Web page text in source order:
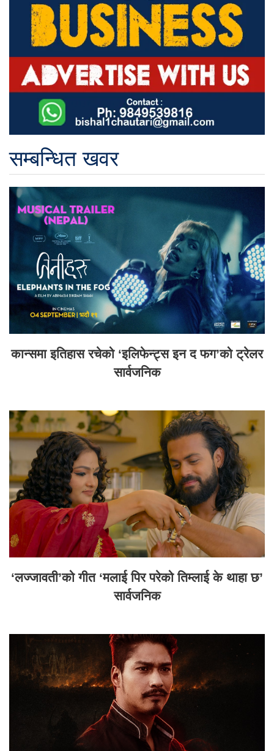
सम्बन्धित खवर
कान्समा इतिहास रचेको ‘इलिफेन्ट्स इन द फग’को ट्रेलर
सार्वजनिक
‘लज्जावती’को गीत ‘मलाई पिर परेको तिम्लाई के थाहा छ’
सार्वजनिक